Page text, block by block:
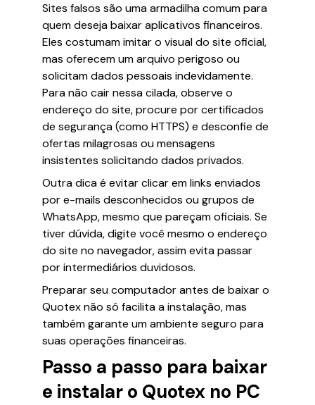
Sites falsos são uma armadilha comum para
quem deseja baixar aplicativos financeiros.
Eles costumam imitar o visual do site oficial,
mas oferecem um arquivo perigoso ou
solicitam dados pessoais indevidamente.
Para não cair nessa cilada, observe o
endereço do site, procure por certificados
de segurança (como HTTPS) e desconfie de
ofertas milagrosas ou mensagens
insistentes solicitando dados privados.
Outra dica é evitar clicar em links enviados
por e-mails desconhecidos ou grupos de
WhatsApp, mesmo que pareçam oficiais. Se
tiver dúvida, digite você mesmo o endereço
do site no navegador, assim evita passar
por intermediários duvidosos.
Preparar seu computador antes de baixar o
Quotex não só facilita a instalação, mas
também garante um ambiente seguro para
suas operações financeiras.
Passo a passo para baixar
e instalar o Quotex no PC